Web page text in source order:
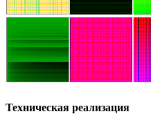
Техническая реализация